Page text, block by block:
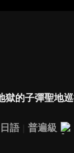
獄的子彈聖地
日語
普遍級